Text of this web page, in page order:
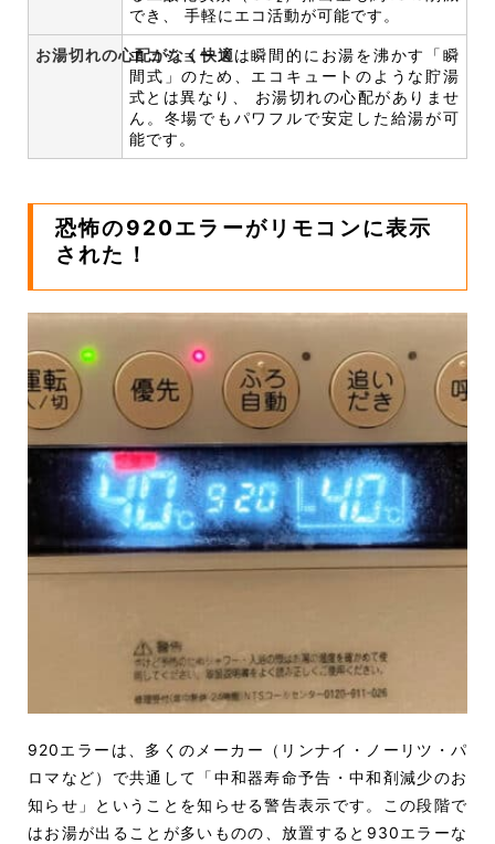
でき、 手軽にエコ活動が可能です。
お湯切れの心配がなく快適
エコジョーズは瞬間的にお湯を沸かす「瞬
間式」のため、エコキュートのような貯湯
式とは異なり、 お湯切れの心配がありませ
ん。冬場でもパワフルで安定した給湯が可
能です。
恐怖の920エラーがリモコンに表示
された！
920エラーは、多くのメーカー（リンナイ・ノーリツ・パ
ロマなど）で共通して「中和器寿命予告・中和剤減少のお
知らせ」ということを知らせる警告表示です。この段階で
はお湯が出ることが多いものの、放置すると930エラーな